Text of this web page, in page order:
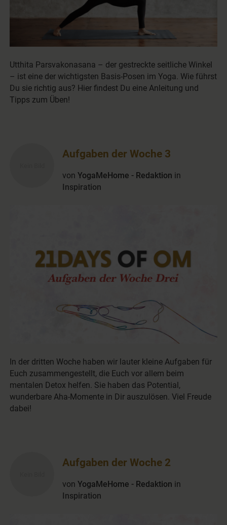
Utthita Parsvakonasana – der gestreckte seitliche Winkel
– ist eine der wichtigsten Basis-Posen im Yoga. Wie führst
Du sie richtig aus? Hier findest Du eine Anleitung und
Tipps zum Üben!
In der dritten Woche haben wir lauter kleine Aufgaben für
Euch zusammengestellt, die Euch vor allem beim
mentalen Detox helfen. Sie haben das Potential,
wunderbare Aha-Momente in Dir auszulösen. Viel Freude
dabei!
Aufgaben der Woche 3
vonYogaMeHome - Redaktion in
Inspiration
Aufgaben der Woche 2
vonYogaMeHome - Redaktion in
Inspiration